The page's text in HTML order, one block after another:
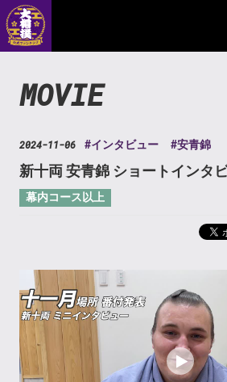
MOVIE
2024-11-06 #インタビュー #安青錦
新十両 安青錦 ショートインタ
幕内コース以上